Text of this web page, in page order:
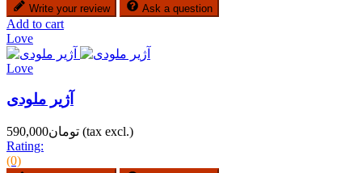
Write your review Ask a question
Add to cart
Love
Love
آژیر ملودی
تومان590,000 (tax excl.)
Rating:
(0)